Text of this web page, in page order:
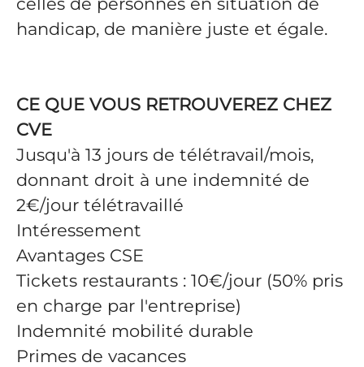
handicap, de manière juste et égale.
CE QUE VOUS RETROUVEREZ CHEZ
CVE
Jusqu'à 13 jours de télétravail/mois,
donnant droit à une indemnité de
2€/jour télétravaillé
Intéressement
Avantages CSE
Tickets restaurants : 10€/jour (50% pris
en charge par l'entreprise)
Indemnité mobilité durable
Primes de vacances